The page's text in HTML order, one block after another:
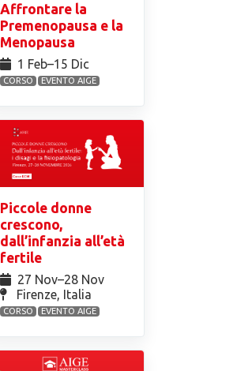
Affrontare la
Premenopausa e la
Menopausa
1 Feb⁠–15 Dic
CORSO EVENTO AIGE
Piccole donne
crescono,
dall’infanzia all’età
fertile
27 Nov⁠–28 Nov
Firenze, Italia
CORSO EVENTO AIGE